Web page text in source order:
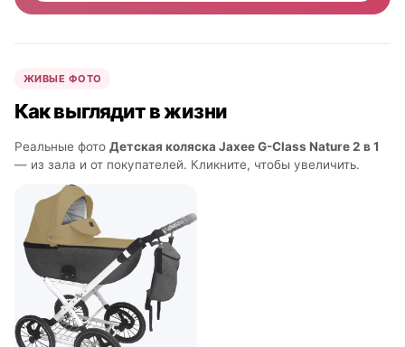
ЖИВЫЕ ФОТО
Как выглядит в жизни
Реальные фото Детская коляска Jaxee G-Class Nature 2 в 1
— из зала и от покупателей. Кликните, чтобы увеличить.